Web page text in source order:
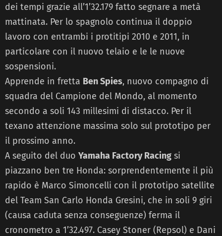
dei tempi grazie all’1’32.179 fatto segnare a metà
mattinata. Per lo spagnolo continua il doppio
lavoro con entrambi i protitipi 2010 e 2011, in
particolare con il nuovo telaio e le le nuove
sospensioni.
Apprende in fretta Ben Spies, nuovo compagno di
squadra del Campione del Mondo, al momento
secondo a soli 143 millesimi di distacco. Per il
texano attenzione massima solo sul prototipo per
il prossimo anno.
A seguito del duo Yamaha Factory Racing si
piazzano ben tre Honda: sorprendentemente il più
rapido è Marco Simoncelli con il prototipo satellite
del Team San Carlo Honda Gresini, che in soli 9 giri
(causa caduta senza conseguenze) ferma il
cronometro a 1’32.497. Casey Stoner (Repsol) e Dani